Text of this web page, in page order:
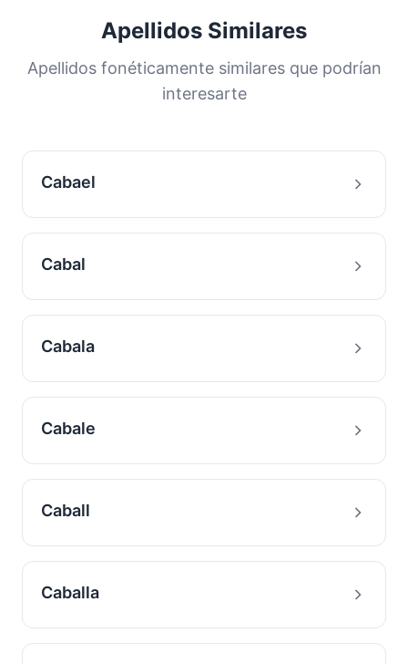
Apellidos Similares
Apellidos fonéticamente similares que podrían
interesarte
Cabael
Cabal
Cabala
Cabale
Caball
Caballa